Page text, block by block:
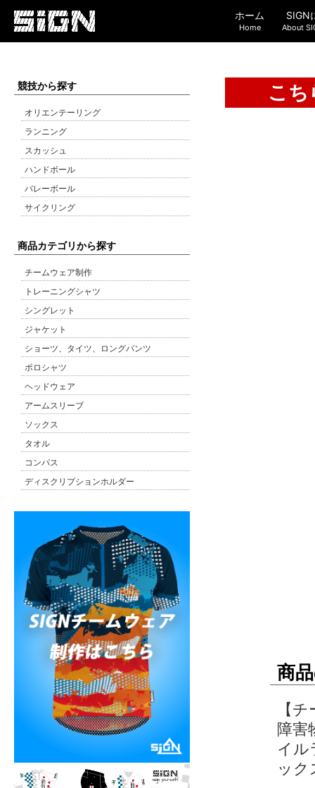
ホーム
Home
SIGN
About
競技から探す
オリエンテーリング
ランニング
スカッシュ
ハンドボール
バレーボール
サイクリング
商品カテゴリから探す
チームウェア制作
トレーニングシャツ
シングレット
ジャケット
ショーツ、タイツ、ロングパンツ
ポロシャツ
ヘッドウェア
アームスリーブ
ソックス
タオル
コンパス
ディスクリプションホルダー
こ
商
【
障害
イル
ック